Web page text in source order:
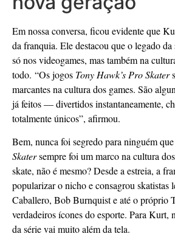
Em nossa conversa, ficou evidente que
da franquia. Ele destacou que o legado da
só nos videogames, mas também na
todo. “Os jogos Tony Hawk’s Pro Skater
marcantes na cultura dos games. São
já feitos — divertidos instantaneamente,
totalmente únicos”, afirmou.
Bem, nunca foi segredo para ninguém que
Skatersempre foi um marco na cultura
skate, não é mesmo? Desde a estreia, a
popularizar o nicho e consagrou skatistas
Caballero, Bob Burnquist e até o próprio
verdadeiros ícones do esporte. Para Kurt,
da série vai muito além da tela.